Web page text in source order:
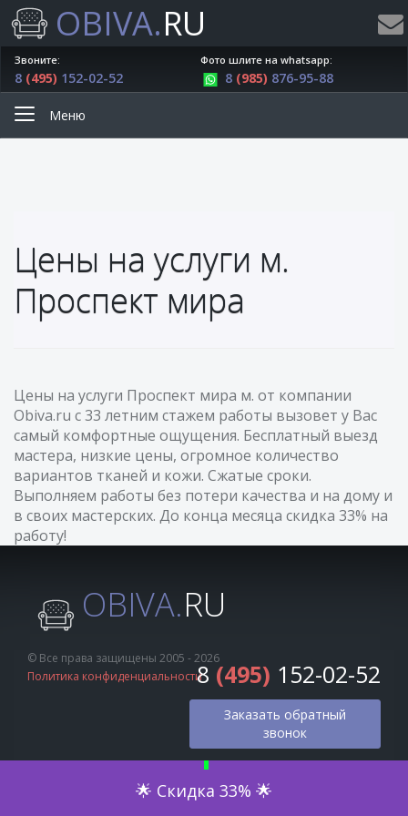
OBIVA.RU
🌟 Скидка 33% 🌟
Звоните:
8 (495) 152-02-52
Фото шлите на whatsapp:
8 (985) 876-95-88
Меню
Цены на услуги м.
Проспект мира
Цены на услуги Проспект мира м. от компании
Obiva.ru с 33 летним стажем работы вызовет у Вас
самый комфортные ощущения. Бесплатный выезд
мастера, низкие цены, огромное количество
вариантов тканей и кожи. Сжатые сроки.
Выполняем работы без потери качества и на дому и
в своих мастерских. До конца месяца скидка 33% на
работу!
OBIVA.RU
© Все права защищены 2005 - 2026
Политика конфиденциальности8 (495) 152-02-52
Заказать обратный
звонок